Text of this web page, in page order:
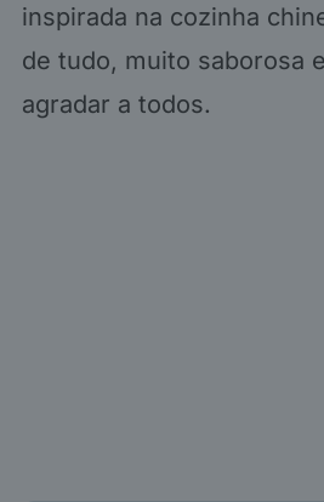
inspirada na cozinha
de tudo, muito saborosa
agradar a todos.